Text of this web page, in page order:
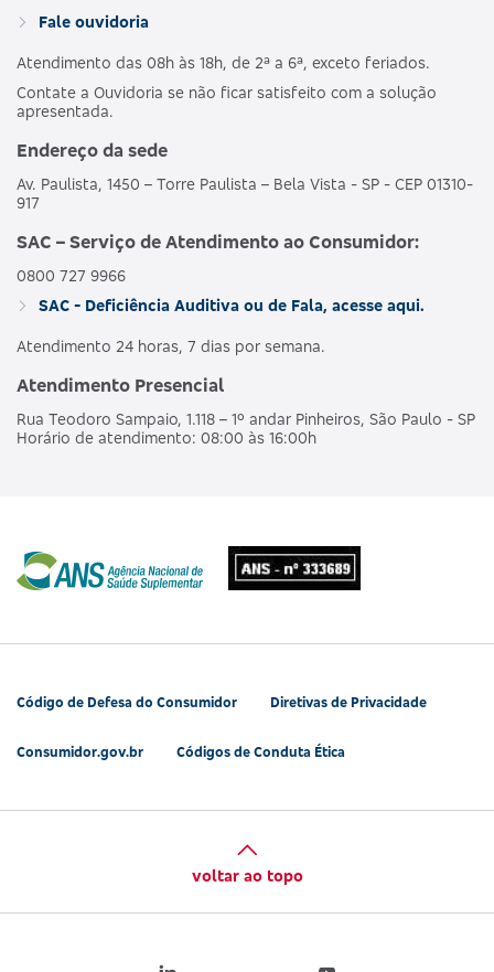
Fale ouvidoria
Atendimento das 08h às 18h, de 2ª a 6ª, exceto feriados.
Contate a Ouvidoria se não ficar satisfeito com a solução
apresentada.
Endereço da sede
Av. Paulista, 1450 – Torre Paulista – Bela Vista - SP - CEP 01310-
917
SAC – Serviço de Atendimento ao Consumidor:
0800 727 9966
SAC - Deficiência Auditiva ou de Fala, acesse aqui.
Atendimento 24 horas, 7 dias por semana.
Atendimento Presencial
Rua Teodoro Sampaio, 1.118 – 1º andar Pinheiros, São Paulo - SP
Horário de atendimento: 08:00 às 16:00h
Código de Defesa do Consumidor Diretivas de Privacidade
Consumidor.gov.br Códigos de Conduta Ética
voltar ao topo